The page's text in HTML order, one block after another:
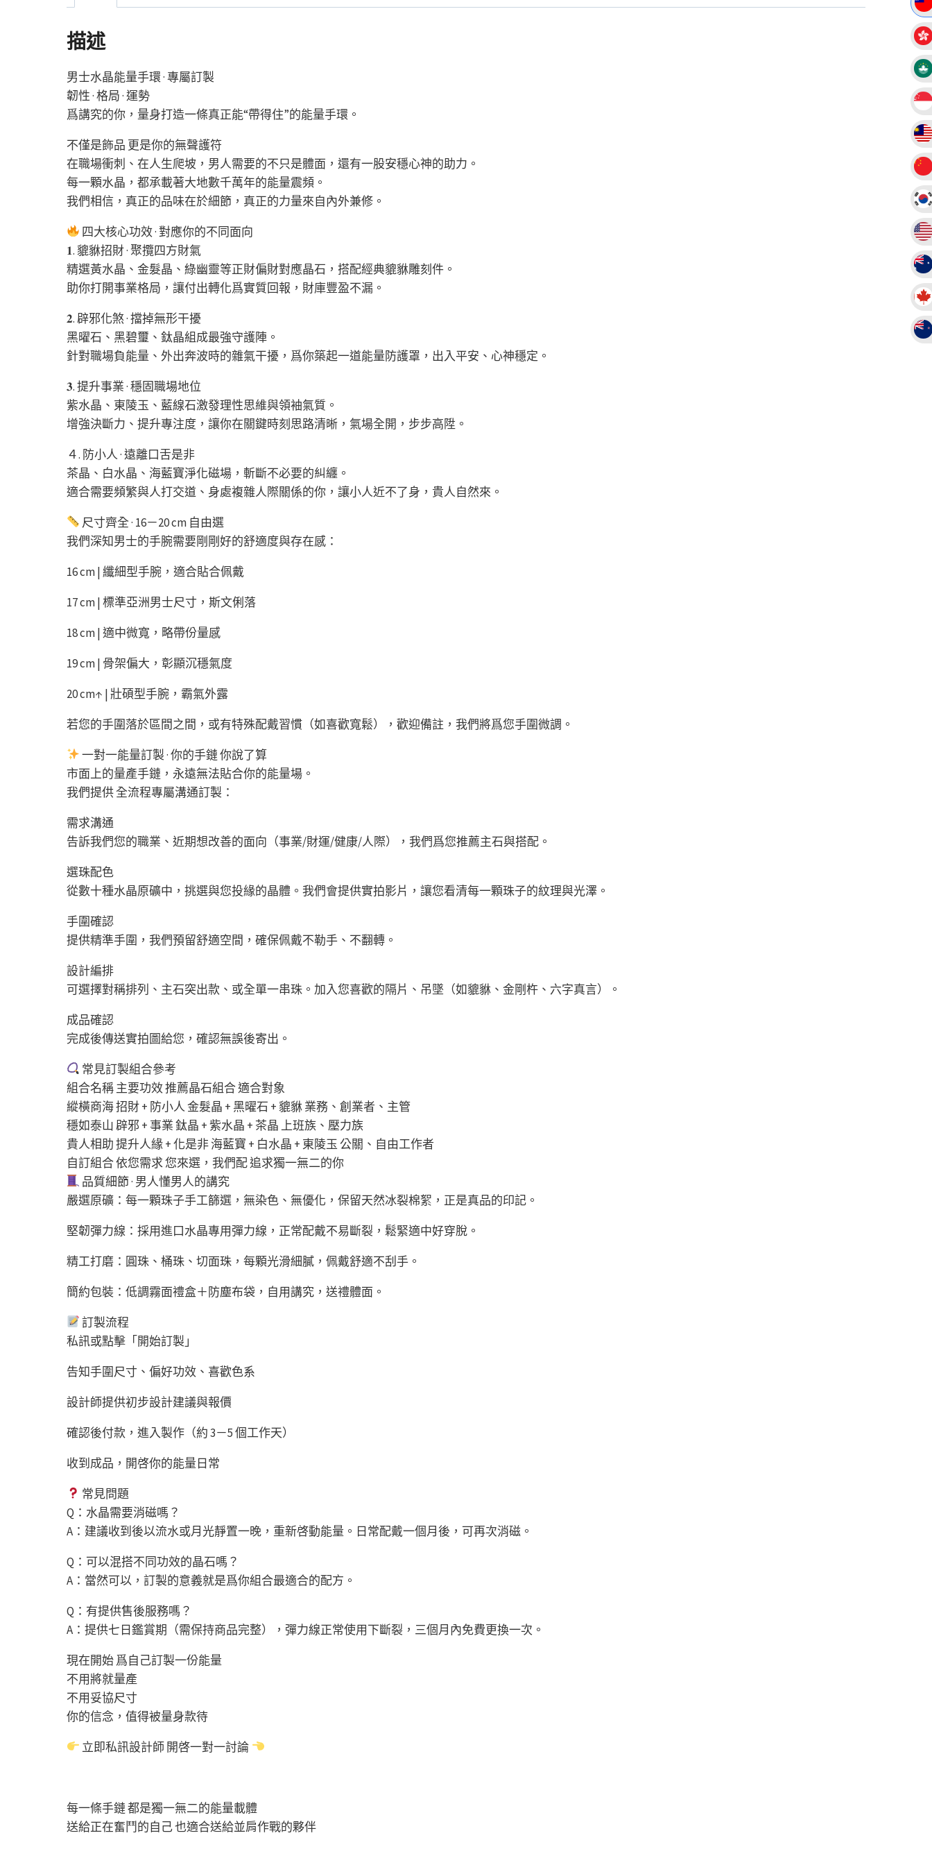
士
描述
男士水晶能量手環 · 專屬訂製
韌性 · 格局 · 運勢
爲講究的你，量身打造一條真正能“帶得住”的能量手環。
不僅是飾品 更是你的無聲護符
在職場衝刺、在人生爬坡，男人需要的不只是體面，還有一股安穩心神的助力。
每一顆水晶，都承載著大地數千萬年的能量震頻。
我們相信，真正的品味在於細節，真正的力量來自內外兼修。
四大核心功效 · 對應你的不同面向
𝟏. 貔貅招財 · 聚攬四方財氣
精選黃水晶、金髮晶、綠幽靈等正財偏財對應晶石，搭配經典貔貅雕刻件。
助你打開事業格局，讓付出轉化爲實質回報，財庫豐盈不漏。
𝟐. 辟邪化煞 · 擋掉無形干擾
黑曜石、黑碧璽、鈦晶組成最強守護陣。
針對職場負能量、外出奔波時的雜氣干擾，爲你築起一道能量防護罩，出入平安、心神穩定。
𝟑. 提升事業 · 穩固職場地位
紫水晶、東陵玉、藍線石激發理性思維與領袖氣質。
增強決斷力、提升專注度，讓你在關鍵時刻思路清晰，氣場全開，步步高陞。
４. 防小人 · 遠離口舌是非
茶晶、白水晶、海藍寶淨化磁場，斬斷不必要的糾纏。
適合需要頻繁與人打交道、身處複雜人際關係的你，讓小人近不了身，貴人自然來。
尺寸齊全 · 16－20 cm 自由選
我們深知男士的手腕需要剛剛好的舒適度與存在感：
16 cm | 纖細型手腕，適合貼合佩戴
17 cm | 標準亞洲男士尺寸，斯文俐落
18 cm | 適中微寬，略帶份量感
19 cm | 骨架偏大，彰顯沉穩氣度
20 cm↑ | 壯碩型手腕，霸氣外露
若您的手圍落於區間之間，或有特殊配戴習慣（如喜歡寬鬆），歡迎備註，我們將爲您手圍微調。
一對一能量訂製 · 你的手鏈 你說了算
市面上的量產手鏈，永遠無法貼合你的能量場。
我們提供 全流程專屬溝通訂製：
需求溝通
告訴我們您的職業、近期想改善的面向（事業/財運/健康/人際），我們爲您推薦主石與搭配。
選珠配色
從數十種水晶原礦中，挑選與您投緣的晶體。我們會提供實拍影片，讓您看清每一顆珠子的紋理與光澤。
手圍確認
提供精準手圍，我們預留舒適空間，確保佩戴不勒手、不翻轉。
設計編排
可選擇對稱排列、主石突出款、或全單一串珠。加入您喜歡的隔片、吊墜（如貔貅、金剛杵、六字真言）。
成品確認
完成後傳送實拍圖給您，確認無誤後寄出。
常見訂製組合參考
組合名稱 主要功效 推薦晶石組合 適合對象
縱橫商海 招財 + 防小人 金髮晶 + 黑曜石 + 貔貅 業務、創業者、主管
穩如泰山 辟邪 + 事業 鈦晶 + 紫水晶 + 茶晶 上班族、壓力族
貴人相助 提升人緣 + 化是非 海藍寶 + 白水晶 + 東陵玉 公關、自由工作者
自訂組合 依您需求 您來選，我們配 追求獨一無二的你
品質細節 · 男人懂男人的講究
嚴選原礦：每一顆珠子手工篩選，無染色、無優化，保留天然冰裂棉絮，正是真品的印記。
堅韌彈力線：採用進口水晶專用彈力線，正常配戴不易斷裂，鬆緊適中好穿脫。
精工打磨：圓珠、桶珠、切面珠，每顆光滑細膩，佩戴舒適不刮手。
簡約包裝：低調霧面禮盒＋防塵布袋，自用講究，送禮體面。
訂製流程
私訊或點擊「開始訂製」
告知手圍尺寸、偏好功效、喜歡色系
設計師提供初步設計建議與報價
確認後付款，進入製作（約 3－5 個工作天）
收到成品，開啓你的能量日常
常見問題
Q：水晶需要消磁嗎？
A：建議收到後以流水或月光靜置一晚，重新啓動能量。日常配戴一個月後，可再次消磁。
Q：可以混搭不同功效的晶石嗎？
A：當然可以，訂製的意義就是爲你組合最適合的配方。
Q：有提供售後服務嗎？
A：提供七日鑑賞期（需保持商品完整），彈力線正常使用下斷裂，三個月內免費更換一次。
現在開始 爲自己訂製一份能量
不用將就量產
不用妥協尺寸
你的信念，值得被量身款待
立即私訊設計師 開啓一對一討論
每一條手鏈 都是獨一無二的能量載體
送給正在奮鬥的自己 也適合送給並肩作戰的夥伴